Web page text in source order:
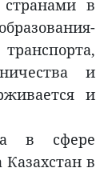
в
и
и
в сфере
Казахстан в